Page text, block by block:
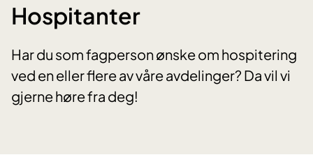
Hospitanter
Har du som fagperson ønske om hospitering
ved en eller flere av våre avdelinger? Da vil vi
gjerne høre fra deg!